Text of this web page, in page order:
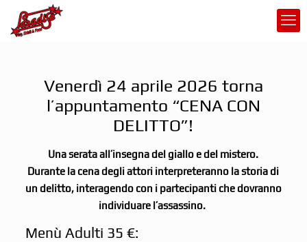
Venerdì 24 aprile 2026 torna
l’appuntamento “CENA CON
DELITTO”!
Una serata all’insegna del giallo e del mistero.
Durante la cena degli attori interpreteranno la storia di
un delitto, interagendo con i partecipanti che dovranno
individuare l’assassino.
Menù Adulti 35 €: